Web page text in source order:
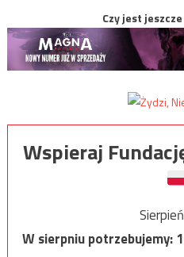
Czy jest
Wspieraj
W sierpniu potrzebujemy: